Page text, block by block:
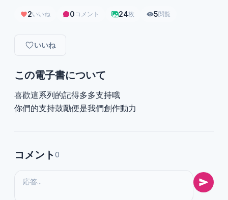
2いいね 0 コメント 24枚 5閲覧
いいね
この電子書について
喜歡這系列的記得多多支持哦
你們的支持鼓勵便是我們創作動力
コメント 0